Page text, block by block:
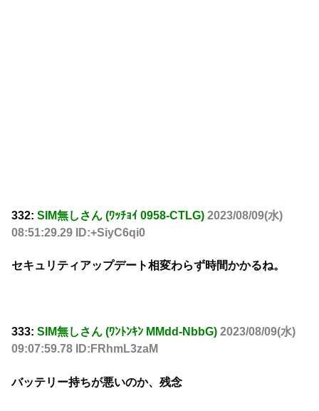
332: SIM無しさん (ﾜｯﾁｮｲ 0958-CTLG) 2023/08/09(水)
08:51:29.29 ID:+SiyC6qi0
セキュリティアップデート相変わらず時間かかるね。
333: SIM無しさん (ﾜﾝﾄﾝｷﾝ MMdd-NbbG) 2023/08/09(水)
09:07:59.78 ID:FRhmL3zaM
バッテリー持ちが悪いのか、残念